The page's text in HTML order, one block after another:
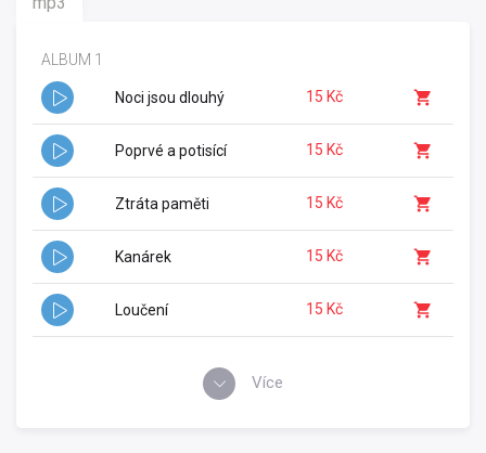
ALBUM 1
Noci jsou dlouhý 15 Kč
Poprvé a potisící 15 Kč
Ztráta paměti 15 Kč
Kanárek 15 Kč
Loučení 15 Kč
Více